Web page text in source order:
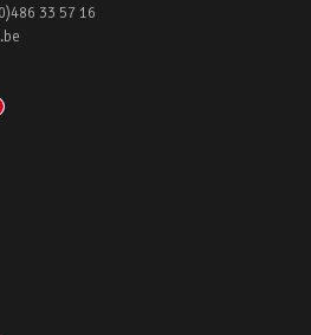
33 57 16